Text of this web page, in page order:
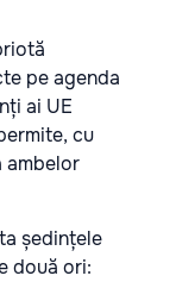
pe agenda
ai UE
cu
ambelor
ședințele
două ori: